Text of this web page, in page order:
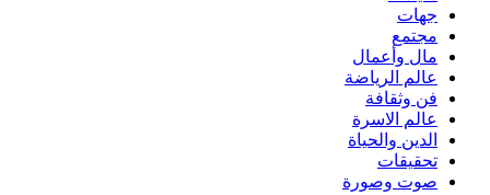
جهات
مجتمع
مال وأعمال
عالم الرياضة
فن وثقافة
عالم الاسرة
الدين والحياة
تحقيقات
صوت وصورة